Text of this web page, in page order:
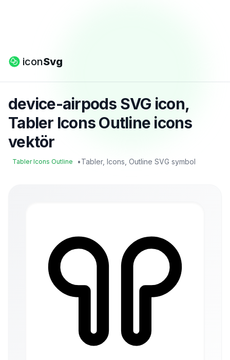
iconSvg
device-airpods SVG icon,
Tabler Icons Outline icons
vektör
Tabler Icons Outline •Tabler, Icons, Outline SVG symbol